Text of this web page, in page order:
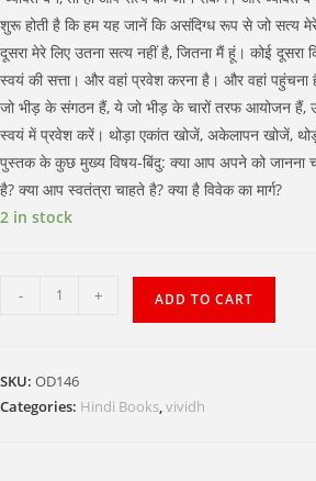
शुरू होती है कि हम यह जानें कि असंदिग्ध रूप से जो सत्य
दूसरा मेरे लिए उतना सत्य नहीं है, जितना मैं हूं। कोई दूसरा
स्वयं की सत्ता। और वहां प्रवेश करना है। और वहां
जो भीड़ के संगठन हैं, ये जो भीड़ के चारों तरफ आयोजन हैं,
स्वयं में प्रवेश करें। थोड़ा एकांत खोजें, अकेलापन खोजें,
पुस्तक के कुछ मुख्य विषय-बिंदु: क्या आप अपने को जानना
है? क्या आप स्वतंत्रा चाहते है? क्या है विवेक का मार्ग?
2 in stock
SWAYAM
- + ADD TO CART
SKU: OD146
Categories: Hindi Books vividh